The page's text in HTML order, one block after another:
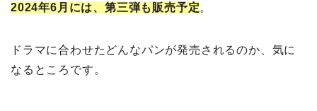
2024年6月には、第三弾も販売予定。
ドラマに合わせたどんなパンが発売されるのか、気に
なるところです。